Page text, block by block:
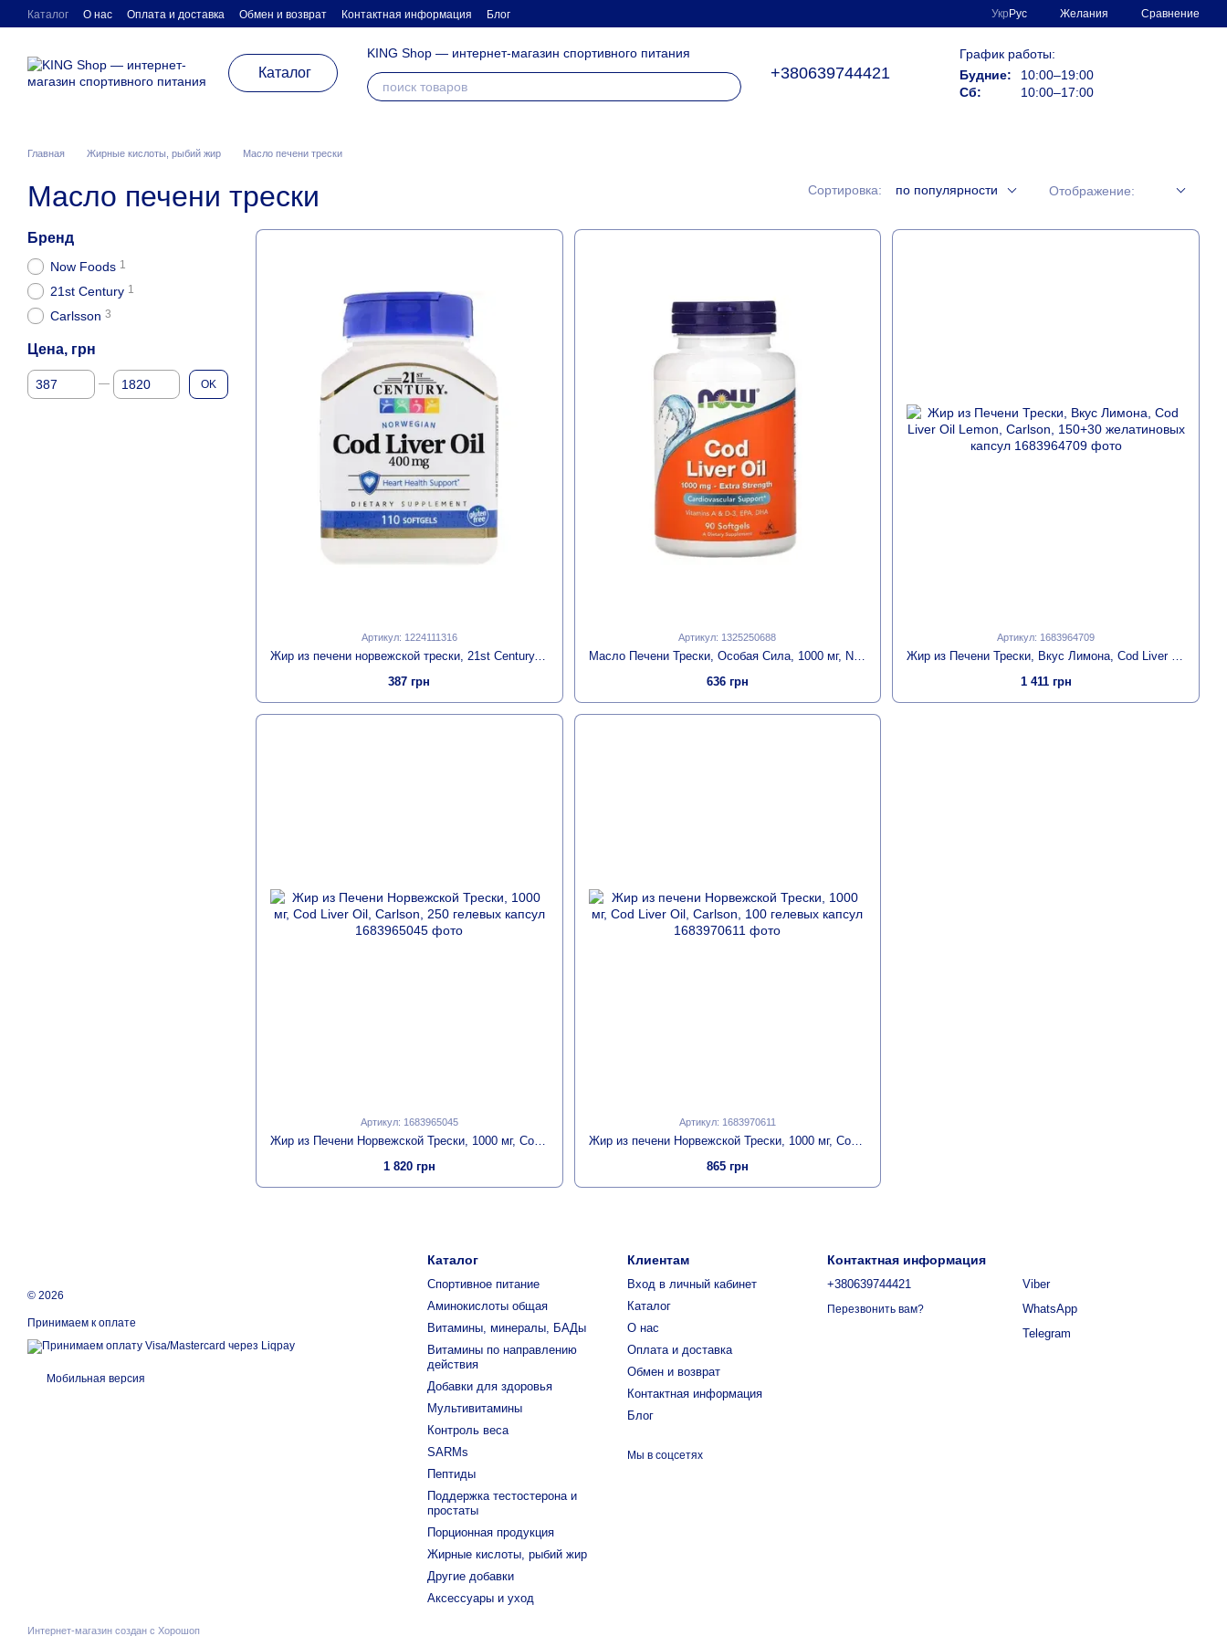
Перейти к основному контенту
Каталог О нас Оплата и доставка Обмен и возврат Контактная информация Блог Укр Рус Желания Сравнение
Каталог
KING Shop — интернет-магазин спортивного питания
+380639744421
График работы:
Будние:
10:00–19:00
Сб:
10:00–17:00
Главная Жирные кислоты, рыбий жир Масло печени трески
Масло печени трески Сортировка: по популярности Отображение:
Артикул: 1224111316
Жир из печени норвежской трески, 21st Century, 110 желатиновых капсул
387 грн
Артикул: 1325250688
Масло Печени Трески, Особая Сила, 1000 мг, Now Foods, 90 мягких таблеток
636 грн
Артикул: 1683964709
Жир из Печени Трески, Вкус Лимона, Cod Liver Oil Lemon, Carlson, 150+30 желатиновых капсул
1 411 грн
Артикул: 1683965045
Жир из Печени Норвежской Трески, 1000 мг, Cod Liver Oil, Carlson, 250 гелевых капсул
1 820 грн
Артикул: 1683970611
Жир из печени Норвежской Трески, 1000 мг, Cod Liver Oil, Carlson, 100 гелевых капсул
865 грн
Бренд
Now Foods 1
21st Century 1
Carlsson 3
Цена, грн
От Цена, грн
До Цена, грн OK
© 2026
Принимаем к оплате
Мобильная версия
Интернет-магазин создан с Хорошоп
Каталог
Спортивное питание
Аминокислоты общая
Витамины, минералы, БАДы
Витамины по направлению
действия
Добавки для здоровья
Мультивитамины
Контроль веса
SARMs
Пептиды
Поддержка тестостерона и
простаты
Порционная продукция
Жирные кислоты, рыбий жир
Другие добавки
Аксессуары и уход
Клиентам
Вход в личный кабинет
Каталог
О нас
Оплата и доставка
Обмен и возврат
Контактная информация
Блог
Мы в соцсетях
Контактная информация
+380639744421
Перезвонить вам?
Viber
WhatsApp
Telegram